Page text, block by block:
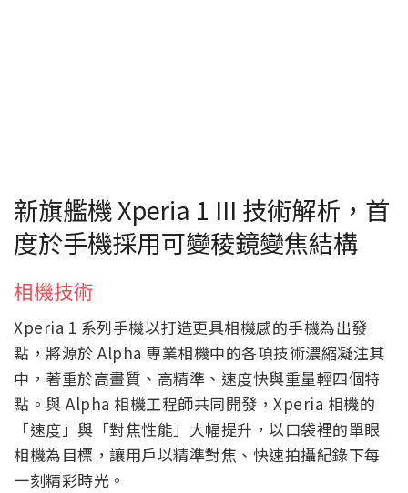
新旗艦機 Xperia 1 III 技術解析，首
度於手機採用可變稜鏡變焦結構
相機技術
Xperia 1 系列手機以打造更具相機感的手機為出發
點，將源於 Alpha 專業相機中的各項技術濃縮凝注其
中，著重於高畫質、高精準、速度快與重量輕四個特
點。與 Alpha 相機工程師共同開發，Xperia 相機的
「速度」與「對焦性能」大幅提升，以口袋裡的單眼
相機為目標，讓用戶以精準對焦、快速拍攝紀錄下每
一刻精彩時光。